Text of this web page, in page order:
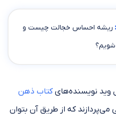
ریشه احساس خجالت چیست و
شویم؟
وید نویسنده‌هایکتاب ذهن
می‌پردازند که از طریق آن بتوان